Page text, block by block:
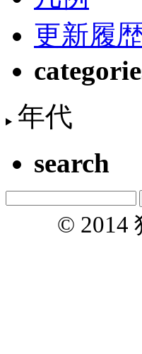
更新履
年代
search
© 2014